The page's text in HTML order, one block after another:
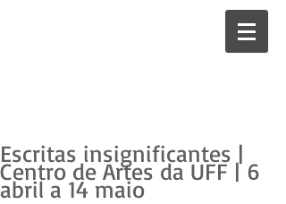
Escritas insignificantes |
Centro de Artes da UFF | 6
abril a 14 maio